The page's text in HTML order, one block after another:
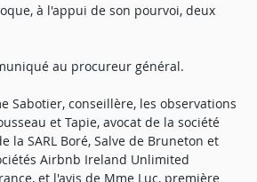
à l'appui de son pourvoi, deux
au procureur général.
Sabotier, conseillère, les observations
et Tapie, avocat de la société
la SARL Boré, Salve de Bruneton et
Airbnb Ireland Unlimited
et l'avis de Mme Luc, première